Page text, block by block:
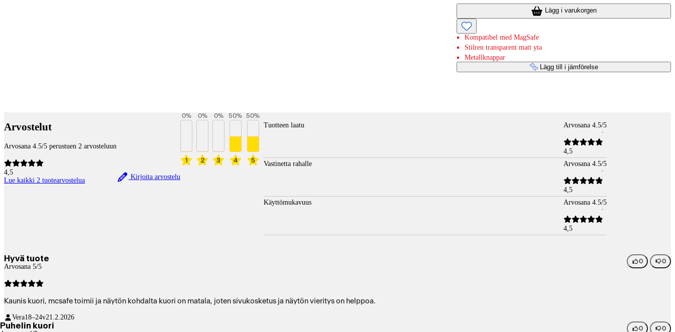
Lägg i varukorgen
Kompatibel med MagSafe
Stilren transparent matt yta
Metallknappar
Lägg till i jämförelse
Arvostelut
Arvosana 4.5/5 perustuen 2 arvosteluun
4,5
Lue kaikki 2 tuotearvostelua
Kirjoita arvostelu
1
0%
2
0%
3
0%
4
50%
5
50%
Tuotteen laatu Arvosana 4.5/5
4,5
Vastinetta rahalle
Arvosana 4.5/5
4,5
Käyttömukavuus
Arvosana 4.5/5
4,5
Hyvä tuote
Arvosana 5/5
0 0
Kaunis kuori, mcsafe toimii ja näytön kohdalta kuori on matala, joten sivukosketus ja näytön vieritys on helppoa.
Vera18–24v21.2.2026
Puhelin kuori 0 0